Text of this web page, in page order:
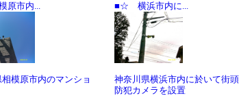
市内...
模原市内のマンショ
■☆ 横浜市内に...
神奈川県横浜市内に於いて街頭
防犯カメラを設置